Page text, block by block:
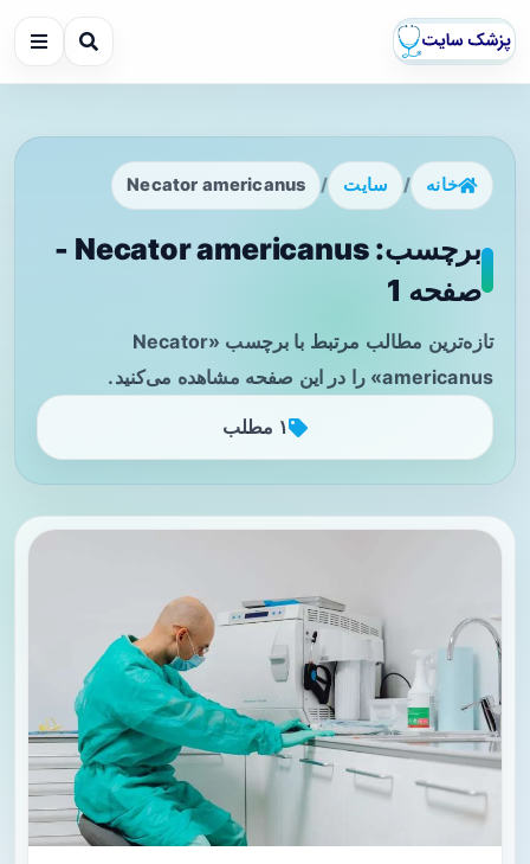
خانه / سایت /
Necator americanus
برچسب: Necator americanus -
صفحه 1
تازه‌ترین مطالب مرتبط با برچسب «Necator
americanus» را در این صفحه مشاهده می‌کنید.
۱ مطلب